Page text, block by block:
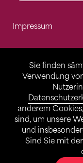
Sie finden
Verwendung
anderem
sind, um unsere
und
Sind Sie mit
Impressum